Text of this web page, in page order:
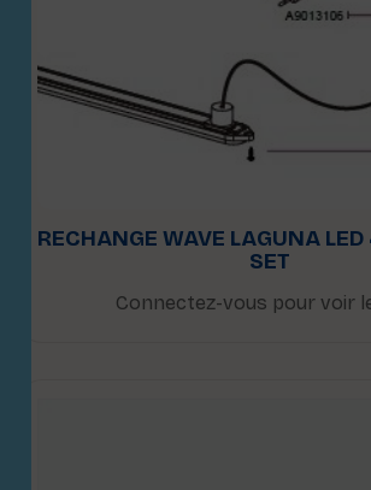
RECHANGE WAVE LAGUNA
SET
Connectez-vous pour voir